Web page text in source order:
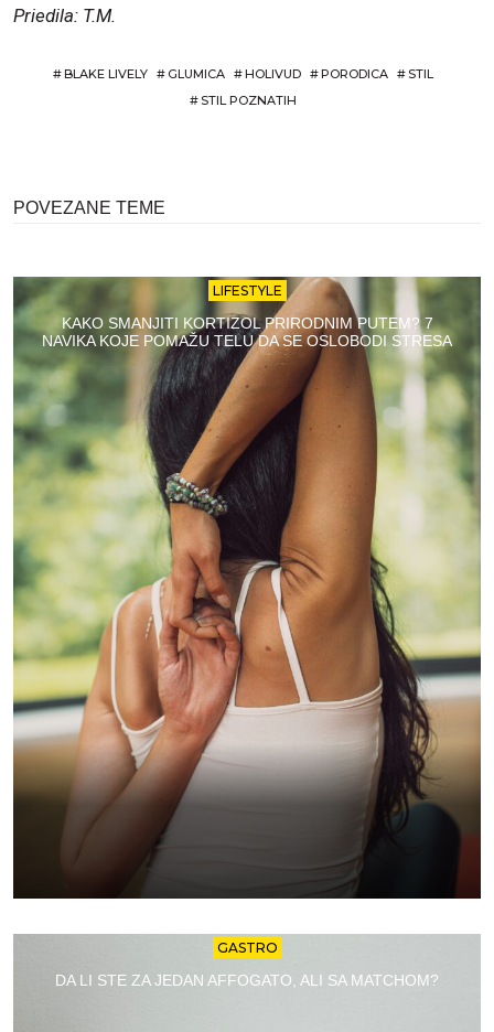
Priedila: T.M.
#BLAKE LIVELY # GLUMICA #HOLIVUD #PORODICA # STIL
# STIL POZNATIH
POVEZANE TEME
LIFESTYLE
KAKO SMANJITI KORTIZOL PRIRODNIM PUTEM? 7
NAVIKA KOJE POMAŽU TELU DA SE OSLOBODI STRESA
GASTRO
DA LI STE ZA JEDAN AFFOGATO, ALI SA MATCHOM?